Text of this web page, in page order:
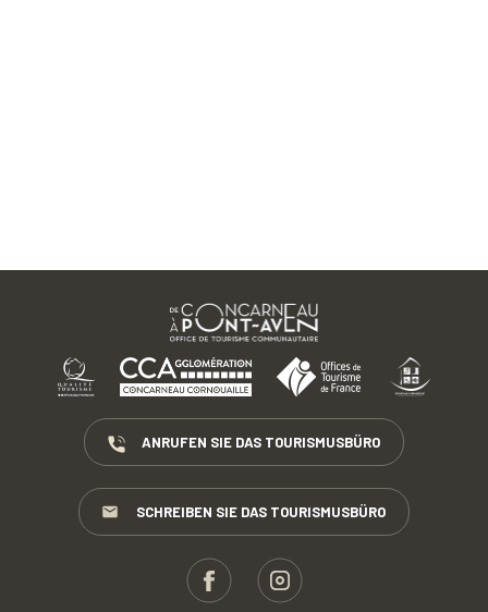
ANRUFEN SIE DAS TOURISMUSBÜRO
SCHREIBEN SIE DAS TOURISMUSBÜRO